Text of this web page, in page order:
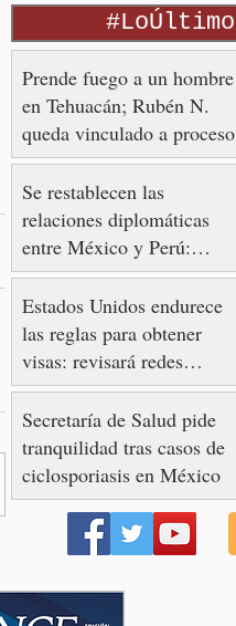
#LoÚltimo
Prende fuego a un hombre
en Tehuacán; Rubén N.
queda vinculado a proceso
Se restablecen las
relaciones diplomáticas
entre México y Perú:
Sheinbaum Pardo
Estados Unidos endurece
las reglas para obtener
visas: revisará redes
sociales y pone freno al
Turismo de Nacimiento
Secretaría de Salud pide
tranquilidad tras casos de
ciclosporiasis en México